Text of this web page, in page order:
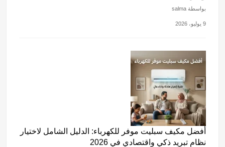
بواسطة salma
9 يوليو، 2026
أفضل مكيف سبليت موفر للكهرباء: الدليل الشامل لاختيار
نظام تبريد ذكي واقتصادي في 2026